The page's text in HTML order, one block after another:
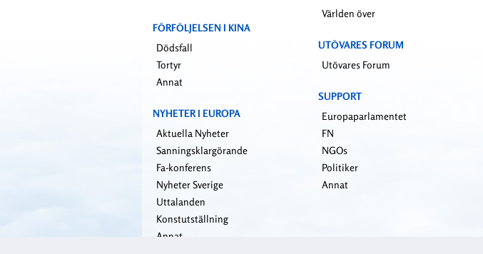
FÖRFÖLJELSEN I KINA
Dödsfall
Tortyr
Annat
NYHETER I EUROPA
Aktuella Nyheter
Sanningsklargörande
Fa-konferens
Nyheter Sverige
Uttalanden
Konstutställning
Annat
Världen över
UTÖVARES FORUM
Utövares Forum
SUPPORT
Europaparlamentet
FN
NGOs
Politiker
Annat